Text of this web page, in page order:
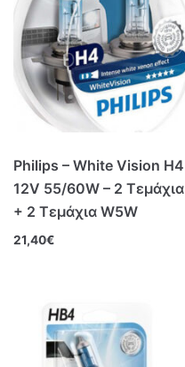
Philips – White Vision H4
12V 55/60W – 2 Τεμάχια
+ 2 Τεμάχια W5W
21,40€